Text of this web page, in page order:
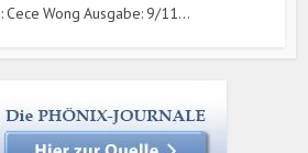
Cece Wong Ausgabe: 9/11...